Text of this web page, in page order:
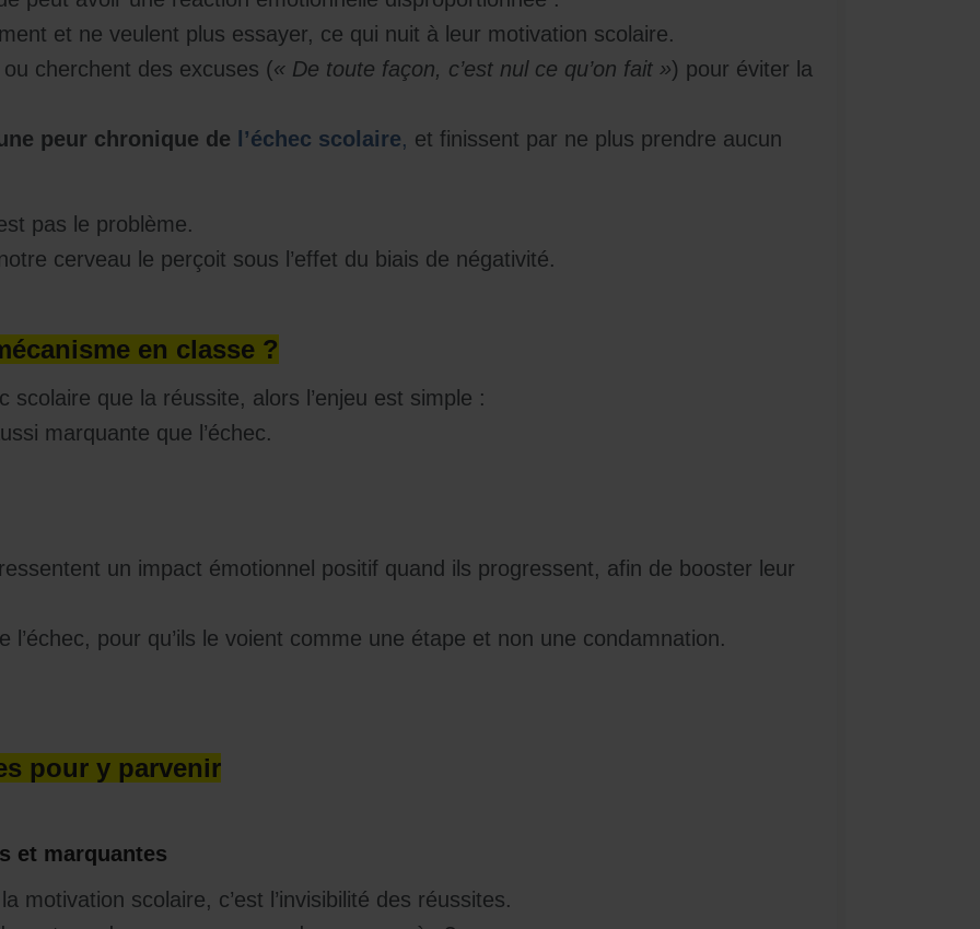
et ne veulent plus essayer, ce qui nuit à leur motivation scolaire.
cherchent des excuses (« De toute façon, c’est nul ce qu’on fait ») pour éviter la
peur chronique de l’échec scolaire, et finissent par ne plus prendre aucun
pas le problème.
cerveau le perçoit sous l’effet du biais de négativité.
en classe ?
scolaire que la réussite, alors l’enjeu est simple :
marquante que l’échec.
un impact émotionnel positif quand ils progressent, afin de booster leur
l’échec, pour qu’ils le voient comme une étape et non une condamnation.
pour y parvenir
et marquantes
motivation scolaire, c’est l’invisibilité des réussites.